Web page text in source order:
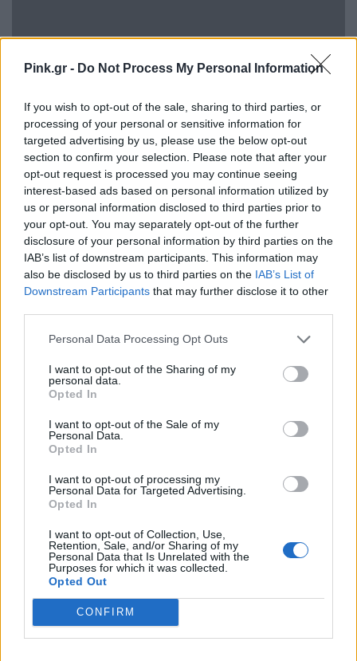
Pink.gr - Do Not Process My Personal Information
If you wish to opt-out of the sale, sharing to third parties, or
processing of your personal or sensitive information for
targeted advertising by us, please use the below opt-out
section to confirm your selection. Please note that after your
opt-out request is processed you may continue seeing
interest-based ads based on personal information utilized by
us or personal information disclosed to third parties prior to
your opt-out. You may separately opt-out of the further
disclosure of your personal information by third parties on the
IAB’s list of downstream participants. This information may
also be disclosed by us to third parties on the IAB’s List of
Downstream Participants that may further disclose it to other
Personal Data Processing Opt Outs
I want to opt-out of the Sharing of my
personal data.
Opted In
I want to opt-out of the Sale of my
Personal Data.
Opted In
I want to opt-out of processing my
Personal Data for Targeted Advertising.
Opted In
I want to opt-out of Collection, Use,
Retention, Sale, and/or Sharing of my
Personal Data that Is Unrelated with the
Purposes for which it was collected.
Opted Out
CONFIRM
Ποια είναι τα αγαπημένα σου υλικά;
Τα φυσικά υλικά και σε όσο το δυνατό σε πιο
ακατέργαστη μορφή. Ξύλο, μάρμαρο, βαμβάκι,
μέταλλο, μαλλί, πηλός.
Πόσο καιρό παίρνει για να σχεδιάσεις και να
φτιάξεις ένα μακραμέ σχέδιο για τον τοίχο;
Από λίγες ώρες έως πολλές μέρες. Τα
περισσότερα βέβαια είναι σε ελεύθρεο σχέδιο.
Ξεκινάω και ό,τι μου βγει. Τώρα φτιάχνω
κουρτίνες και παραβάν για μία παραγγελία που
τα δουλεύω παράλληλα με άλλα μικρά για να
ξεκουράζομαι. Για να καταλάβεις, αυτά τα
φτιάξει άλλα έξι μικρά και δύο μεσαία.
Did you know: Η Αναστασία οργανώνει
φανταστικά σεμινάρια! Δες περισσότερα